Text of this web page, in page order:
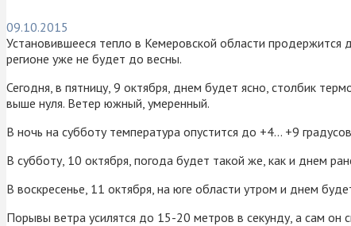
09.10.2015
Установившееся тепло в Кемеровской области продержится
регионе уже не будет до весны.
Сегодня, в пятницу, 9 октября, днем будет ясно, столбик
выше нуля. Ветер южный, умеренный.
В ночь на субботу температура опустится до +4… +9
В субботу, 10 октября, погода будет такой же, как и днем
В воскресенье, 11 октября, на юге области утром и днем
Порывы ветра усилятся до 15-20 метров в секунду, а сам